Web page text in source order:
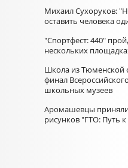
Михаил Сухоруков:
оставить человека
"Спортфест: 440"
нескольких
Школа из Тюменской
финал
школьных музеев
Аромашевцы приняли
рисунков "ГТО: Путь